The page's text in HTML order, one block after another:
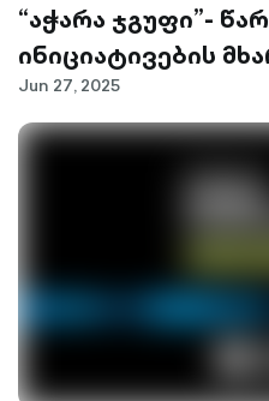
“აჭარა ჯგუფი”-
ინიციატივების
Jun 27, 2025